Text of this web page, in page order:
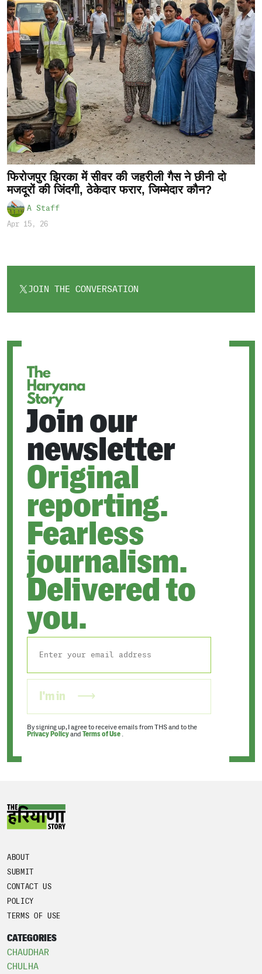
फिरोजपुर झिरका में सीवर की जहरीली गैस ने छीनी दो
मजदूरों की जिंदगी, ठेकेदार फरार, जिम्मेदार कौन?
A Staff
Apr 15, 26
JOIN THE CONVERSATION
OPENS
Join our
newsletter
Original
reporting.
Fearless
journalism.
Delivered to
you.
I'm in
By signing up, I agree to receive emails from THS and to the
Privacy Policyand Terms of Use .
ABOUT
SUBMIT
CONTACT US
POLICY
TERMS OF USE
CATEGORIES
CHAUDHAR
CHULHA